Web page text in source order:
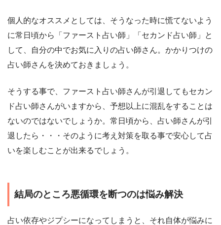
個人的なオススメとしては、そうなった時に慌てないよう
に常日頃から「ファースト占い師」「セカンド占い師」と
して、自分の中でお気に入りの占い師さん。かかりつけの
占い師さんを決めておきましょう。
そうする事で、ファースト占い師さんが引退してもセカン
ド占い師さんがいますから、予想以上に混乱をすることは
ないのではないでしょうか。常日頃から、占い師さんが引
退したら・・・そのように考え対策を取る事で安心して占
いを楽しむことが出来るでしょう。
結局のところ悪循環を断つのは悩み解決
占い依存やジプシーになってしまうと、それ自体が悩みに